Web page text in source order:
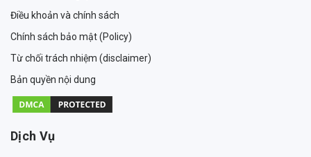
Điều khoản và chính sách
Chính sách bảo mật (Policy)
Từ chối trách nhiệm (disclaimer)
Bản quyền nội dung
Dịch Vụ